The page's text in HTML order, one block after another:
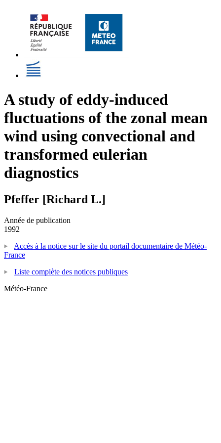
A study of eddy-induced
fluctuations of the zonal mean
wind using convectional and
transformed eulerian
diagnostics
Pfeffer [Richard L.]
Année de publication
1992
Accès à la notice sur le site du portail documentaire de Météo-
France
Liste complète des notices publiques
Météo-France